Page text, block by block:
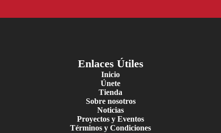
Enlaces Útiles
Inicio
Únete
Tienda
Sobre nosotros
Noticias
Proyectos y Eventos
Términos y Condiciones